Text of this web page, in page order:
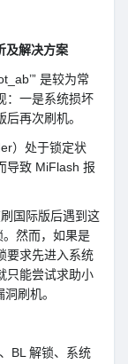
及解决方案
是较为常
：一是系统损坏
再次刷机。
）处于锁定状
导致 MiFlash 报
国际版后遇到这
然而，如果是
要求先进入系统
只能尝试求助小
刷机。
BL 解锁、系统